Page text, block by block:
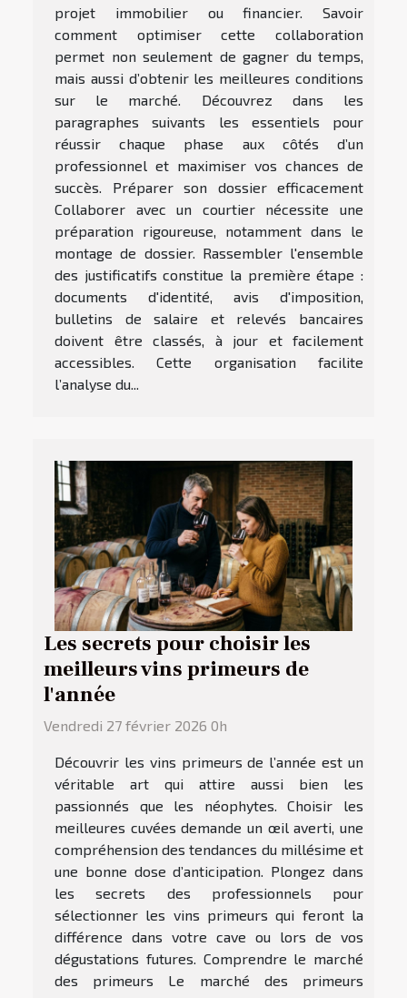
projet immobilier ou financier. Savoir
comment optimiser cette collaboration
permet non seulement de gagner du temps,
mais aussi d’obtenir les meilleures conditions
sur le marché. Découvrez dans les
paragraphes suivants les essentiels pour
réussir chaque phase aux côtés d’un
professionnel et maximiser vos chances de
succès. Préparer son dossier efficacement
Collaborer avec un courtier nécessite une
préparation rigoureuse, notamment dans le
montage de dossier. Rassembler l'ensemble
des justificatifs constitue la première étape :
documents d'identité, avis d'imposition,
bulletins de salaire et relevés bancaires
doivent être classés, à jour et facilement
accessibles. Cette organisation facilite
l’analyse du...
Les secrets pour choisir les
meilleurs vins primeurs de
l'année
Vendredi 27 février 2026 0h
Découvrir les vins primeurs de l’année est un
véritable art qui attire aussi bien les
passionnés que les néophytes. Choisir les
meilleures cuvées demande un œil averti, une
compréhension des tendances du millésime et
une bonne dose d’anticipation. Plongez dans
les secrets des professionnels pour
sélectionner les vins primeurs qui feront la
différence dans votre cave ou lors de vos
dégustations futures. Comprendre le marché
des primeurs Le marché des primeurs